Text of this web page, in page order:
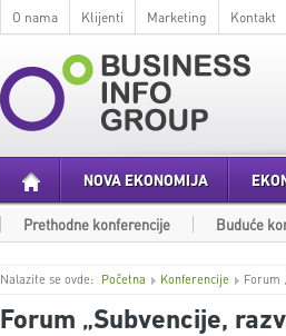
O nama Klijenti Marketing Kontakt
NOVA EKONOMIJA
Prethodne konferencije Buduće
Nalazite se ovde: Početna Konferencije Forum
Forum „Subvencije,